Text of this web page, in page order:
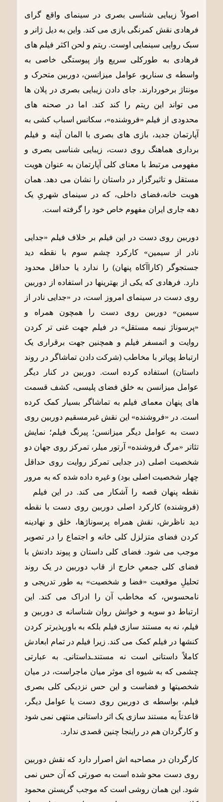
اصولاً زیبایی شناسی بصری در سینمای واقع گرای
فرهادی نقش کمرنگی بازی می کند. واین به دیل ژانر و
سبک روایی سینمایی اوست. ریتم و لحن اکثر فیلم های
فرهادی به طورکلی سریع واز پیوستگی خاصی به
واسطه ی سناریو، عوامل میزانسن، دوربین متحرک و
مونتاژ برخوردارند. جای دادن زیبایی بصری در پلان ها
می تواند این ریتم را کند کند. اما در صحنه های
محدودی از فیلم «فروشنده»، سکانس اسباب کشی به
آپارتمان جدید، بازی های بصری با المان آینه و فیلم
برداری هماهنگ روی دست، زیبایی شناسی بصری و
مفهومی مرتبط با معنای کلی آپارتمان به عنوان هویت
مستقل و تاثیرگزار در داستان را نشان می دهد. همان
هویت خانه،فضای داخلی، که در سینمای شهریِ یک
دهه جاری ایران مفهوم خاص خود را گرفته است.
دوربین روی دست در این فیلم بر خلاف فیلم «جدایی
نادر از سیمین» کارکرد چشم سوم با نقطه دید
جستجوگر (کاراآکاه پنهان) را ندارد یا حداقل محدود
دارد. فرهادی که یکی از بهترینها در استفاده از دوربین
روی دست در سینمای امروز است، در «جدایی نادر از
سیمین» دوربین روی دست را همچون همراه و
«پرسوناژ نیمه مستقل» در فیلم جهت غنی تر کردن
روایت و اتمسفر فیلم و همچنین جهت برقراری یک
ارتباط پویاتر با مخاطب (شرکت دادن تماشاگر در روند
داستان) استفاده کرده است. دوربین در کنار دیگر
عوامل میزانسن به خلق فضای پلیسی، کشف قسمت
های پنهان معمای فیلم به تماشاگر بسیار کمک کرده
است. در «فروشنده» این نقش غیرمسقیم دوربین روی
دست به عوامل دیگر میزانسن؛ پیرنگ فیلم؛ نمایش
تئاتر «مرگ فروشنده» آرتور میلر، تمرکز روی جهان دو
شخصیت اصلی (در جدایی تمرکز روایت روی حداقل
چهار شخصیت اصلی بود) و غیره داده شده که به مرور
نقطه پنهان قصه را آشکار می کند. در این فیلم
(فروشنده) کارکرد اصلی دوربین روی دست با نقطه
دید ناظرش، نقش همراه پرسوناژها، خلق و نهادینه
کردن فضای متزلزل کلی خانه و اجتماع را در تصویر
موجب می شود. فضای کلی داستان و پیوند دادنش با
فضای کلی جمعیِ خارج از قاب دوربین در یک روند
تحلیلِ موقعیت «فضا و شخصیت» به طور تدریجی و
نامحسوس، که مخاطب آن را ادراک می کند. این
ارتباط دو سویه و خوانش روان شناسانه ی دوربین و
فیلم، نه به مستند سازی فیلم بلکه به باورپذیرتر کردن
کنشها در فیلم کمک می کند. زیرا فیلم در تمام ابعادش
کاملاً داستانی است نه مستندـداستانی. به عبارتی
چشمی که به شیوه ای موثر میان ماجراست، در میان
شخصیتها و فضاست و این حس نزدیکی کلی بصری
فیلم، بواسطه ی دوربین روی دست یا عوامل دیگر،
قاعدتاً به مستند سازی یک اثر داستانی منتهی نمی شود
و کارگردان هم در راینجا چنین قصدی ندارد.
کارگردان در مصاحبه اش اصرار دارد که نقش دوربین
روی دست محو شده است به صورتی که آن حس نمی
شود. این همان روشی است که موجب گریستن محمود